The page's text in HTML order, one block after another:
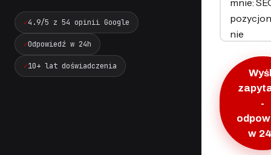
4.9/5 z 54 opinii Google
Odpowiedź w 24h
10+ lat doświadczenia
-
w